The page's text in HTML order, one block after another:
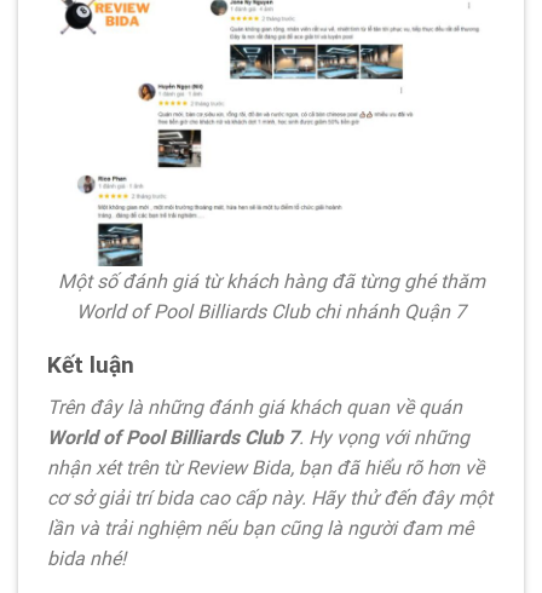
Một số đánh giá từ khách hàng đã từng ghé thăm
World of Pool Billiards Club chi nhánh Quận 7
Kết luận
Trên đây là những đánh giá khách quan về quán
World of Pool Billiards Club 7. Hy vọng với những
nhận xét trên từ Review Bida, bạn đã hiểu rõ hơn về
cơ sở giải trí bida cao cấp này. Hãy thử đến đây một
lần và trải nghiệm nếu bạn cũng là người đam mê
bida nhé!